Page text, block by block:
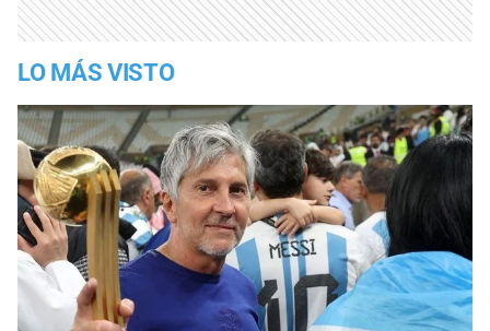
LO MÁS VISTO